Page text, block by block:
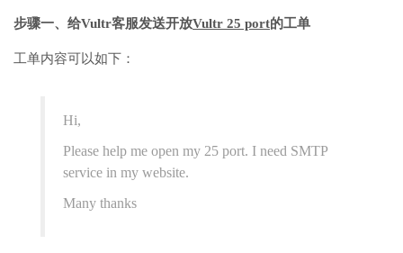
步骤一、给Vultr客服发送开放Vultr 25 port的工单
工单内容可以如下：
Hi,
Please help me open my 25 port. I need SMTP
service in my website.
Many thanks